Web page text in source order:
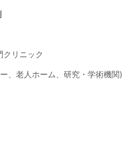
リニック
、老人ホーム、研究・学術機関)